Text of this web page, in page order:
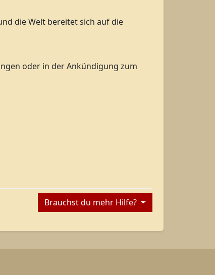
die Welt bereitet sich auf die
oder in der Ankündigung zum
Brauchst du mehr Hilfe?